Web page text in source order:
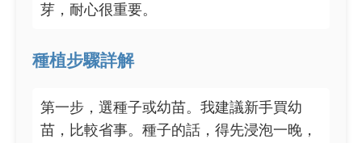
芽，耐心很重要。
種植步驟詳解
第一步，選種子或幼苗。我建議新手買幼
苗，比較省事。種子的話，得先浸泡一晚，